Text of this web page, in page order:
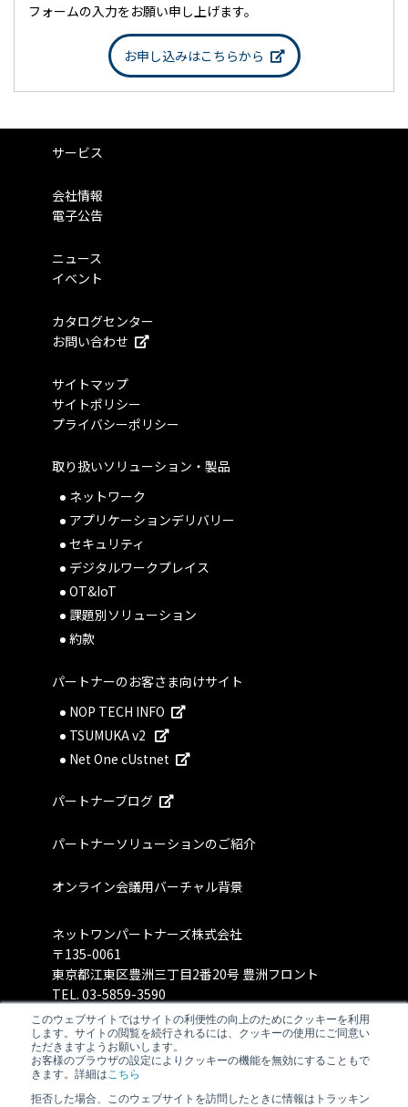
このウェブサイトではサイトの利便性の向上のためにクッキーを利用
します。サイトの閲覧を続行されるには、クッキーの使用にご同意い
ただきますようお願いします。
お客様のブラウザの設定によりクッキーの機能を無効にすることもで
きます。詳細は こちら
拒否した場合、このウェブサイトを訪問したときに情報はトラッキン
フォームの入力をお願い申し上げます。
お申し込みはこちらから
サービス
会社情報
電子公告
ニュース
イベント
カタログセンター
お問い合わせ
サイトマップ
サイトポリシー
プライバシーポリシー
取り扱いソリューション・製品
ネットワーク
アプリケーションデリバリー
セキュリティ
デジタルワークプレイス
OT&IoT
課題別ソリューション
約款
パートナーのお客さま向けサイト
NOP TECH INFO
TSUMUKA v2
Net One cUstnet
パートナーブログ
パートナーソリューションのご紹介
オンライン会議用バーチャル背景
ネットワンパートナーズ株式会社
〒135-0061
東京都江東区豊洲三丁目2番20号 豊洲フロント
TEL. 03-5859-3590